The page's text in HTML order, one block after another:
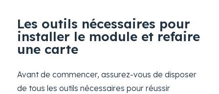
Les outils nécessaires pour
installer le module et refaire
une carte
Avant de commencer, assurez-vous de disposer
de tous les outils nécessaires pour réussir